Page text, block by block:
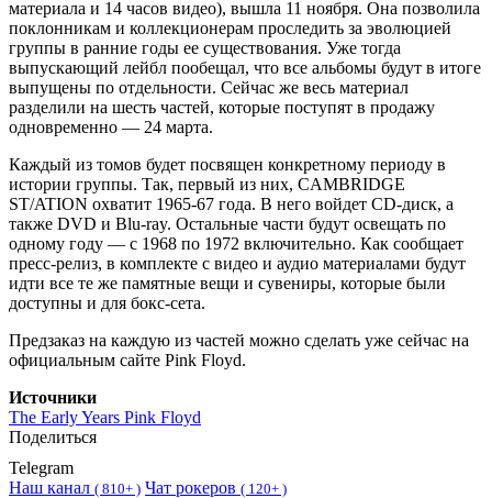
материала и 14 часов видео), вышла 11 ноября. Она позволила
поклонникам и коллекционерам проследить за эволюцией
группы в ранние годы ее существования. Уже тогда
выпускающий лейбл пообещал, что все альбомы будут в итоге
выпущены по отдельности. Сейчас же весь материал
разделили на шесть частей, которые поступят в продажу
одновременно — 24 марта.
Каждый из томов будет посвящен конкретному периоду в
истории группы. Так, первый из них, CAMBRIDGE
ST/ATION охватит 1965-67 года. В него войдет CD-диск, а
также DVD и Blu-ray. Остальные части будут освещать по
одному году — с 1968 по 1972 включительно. Как сообщает
пресс-релиз, в комплекте с видео и аудио материалами будут
идти все те же памятные вещи и сувениры, которые были
доступны и для бокс-сета.
Предзаказ на каждую из частей можно сделать уже сейчас на
официальным сайте Pink Floyd.
Источники
The Early Years Pink Floyd
Поделиться
Telegram
Наш канал ( 810+ ) Чат рокеров ( 120+ )